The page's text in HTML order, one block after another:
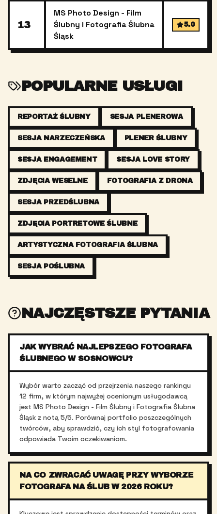
13
MS Photo Design - Film
Ślubny i Fotografia Ślubna
Śląsk
5.0
POPULARNE USŁUGI
REPORTAŻ ŚLUBNY SESJA PLENEROWA
SESJA NARZECZEŃSKA PLENER ŚLUBNY
SESJA ENGAGEMENT SESJA LOVE STORY
ZDJĘCIA WESELNE FOTOGRAFIA Z DRONA
SESJA PRZEDŚLUBNA
ZDJĘCIA PORTRETOWE ŚLUBNE
ARTYSTYCZNA FOTOGRAFIA ŚLUBNA
SESJA POŚLUBNA
NAJCZĘSTSZE PYTANIA
JAK WYBRAĆ NAJLEPSZEGO FOTOGRAFA
ŚLUBNEGO W SOSNOWCU?
Wybór warto zacząć od przejrzenia naszego rankingu
12 firm, w którym najwyżej ocenionym usługodawcą
jest MS Photo Design - Film Ślubny i Fotografia Ślubna
Śląsk z notą 5/5. Porównaj portfolio poszczególnych
twórców, aby sprawdzić, czy ich styl fotografowania
odpowiada Twoim oczekiwaniom.
NA CO ZWRACAĆ UWAGĘ PRZY WYBORZE
FOTOGRAFA NA ŚLUB W 2026 ROKU?